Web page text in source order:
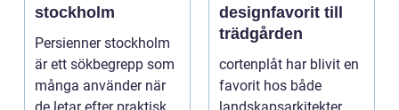
stockholm
Persienner stockholm
är ett sökbegrepp som
många använder när
designfavorit till
trädgården
cortenplåt har blivit en
favorit hos både